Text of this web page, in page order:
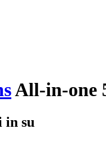
All-in-one
in su